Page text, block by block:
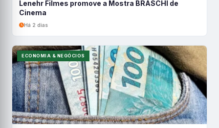
Lenehr Filmes promove a Mostra BRASCHI de
Cinema
Há 2 dias
ECONOMIA & NEGÓCIOS